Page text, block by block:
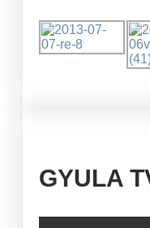
GYULA